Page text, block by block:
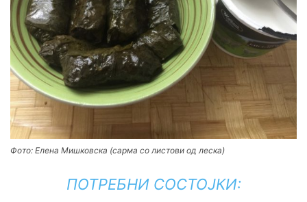
Фото: Елена Мишковска (сарма со листови од леска)
ПОТРЕБНИ СОСТОЈКИ: